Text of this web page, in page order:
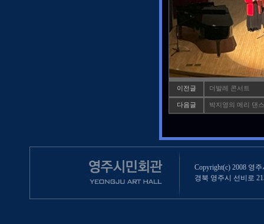
이전글 더발레 콘서트
다음글 박지영의 메리 댄
Copyright(c) 2008 영
경북 영주시 선비로